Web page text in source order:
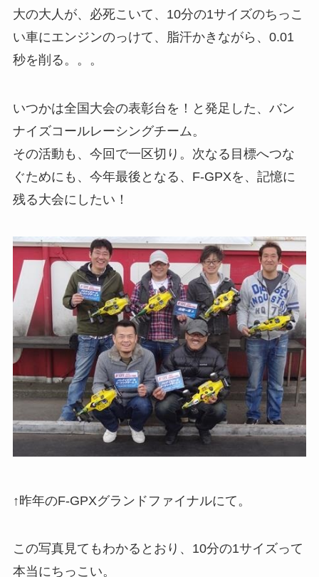
大の大人が、必死こいて、10分の1サイズのちっこ
い車にエンジンのっけて、脂汗かきながら、0.01
秒を削る。。。
いつかは全国大会の表彰台を！と発足した、バン
ナイズコールレーシングチーム。
その活動も、今回で一区切り。次なる目標へつな
ぐためにも、今年最後となる、F-GPXを、記憶に
残る大会にしたい！
↑昨年のF-GPXグランドファイナルにて。
この写真見てもわかるとおり、10分の1サイズって
本当にちっこい。